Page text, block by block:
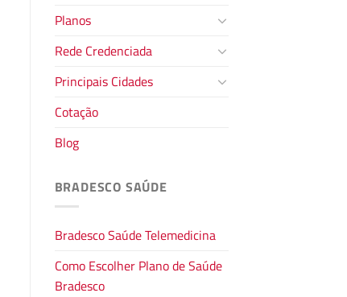
Planos
Rede Credenciada
Principais Cidades
Cotação
Blog
BRADESCO SAÚDE
Bradesco Saúde Telemedicina
Como Escolher Plano de Saúde
Bradesco